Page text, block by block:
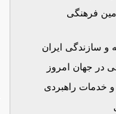
فرهنگی
و سازندگی ایران
در جهان امروز
و خدمات راهبردی